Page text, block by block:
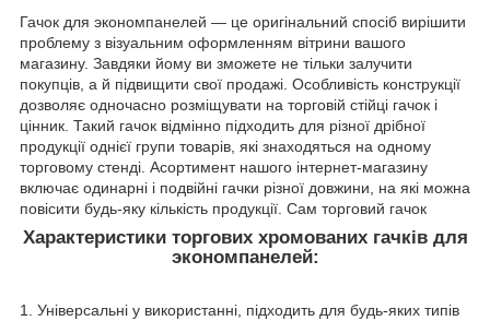
Гачок для экономпанелей — це оригінальний спосіб вирішити
проблему з візуальним оформленням вітрини вашого
магазину. Завдяки йому ви зможете не тільки залучити
покупців, а й підвищити свої продажі. Особливість конструкції
дозволяє одночасно розміщувати на торговій стійці гачок і
цінник. Такий гачок відмінно підходить для різної дрібної
продукції однієї групи товарів, які знаходяться на одному
торговому стенді. Асортимент нашого інтернет-магазину
включає одинарні і подвійні гачки різної довжини, на які можна
повісити будь-яку кількість продукції. Сам торговий гачок
Характеристики торгових хромованих гачків для
экономпанелей:
1. Універсальні у використанні, підходить для будь-яких типів